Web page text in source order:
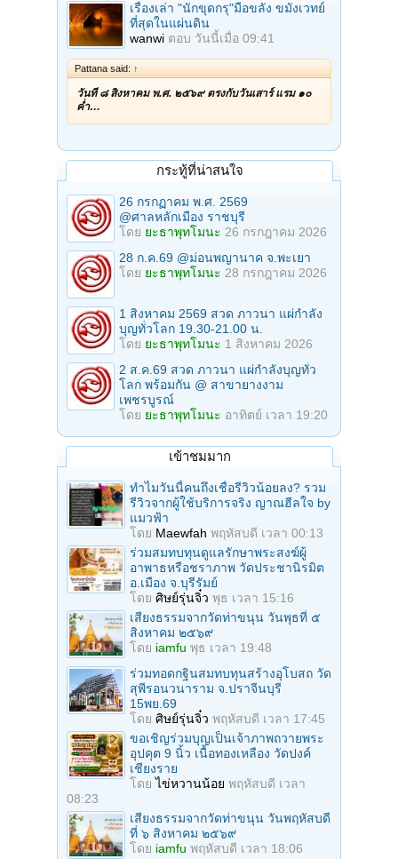
เรื่องเล่า "นักขุดกรุ"มือขลัง ขมังเวทย์
ที่สุดในแผ่นดิน
wanwi ตอบ วันนี้เมื่อ 09:41
Pattana said: ↑
วันที่ ๘ สิงหาคม พ.ศ. ๒๕๖๙ ตรงกับวันเสาร์ แรม ๑๐
ค่ำ…
กระทู้ที่น่าสนใจ
26 กรกฏาคม พ.ศ. 2569
@ศาลหลักเมือง ราชบุรี
โดย ยะธาพุทโมนะ 26 กรกฎาคม 2026
28 ก.ค.69 @ม่อนพญานาค จ.พะเยา
โดย ยะธาพุทโมนะ 28 กรกฎาคม 2026
1 สิงหาคม 2569 สวด ภาวนา แผ่กำลัง
บุญทั่วโลก 19.30-21.00 น.
โดย ยะธาพุทโมนะ 1 สิงหาคม 2026
2 ส.ค.69 สวด ภาวนา แผ่กำลังบุญทั่ว
โลก พร้อมกัน @ สาขายางงาม
เพชรบูรณ์
โดย ยะธาพุทโมนะ อาทิตย์ เวลา 19:20
เข้าชมมาก
ทำไมวันนี้คนถึงเชื่อรีวิวน้อยลง? รวม
รีวิวจากผู้ใช้บริการจริง ญาณฮีลใจ by
แมวฟ้า
โดย Maewfah พฤหัสบดี เวลา 00:13
ร่วมสมทบทุนดูแลรักษาพระสงฆ์ผู้
อาพาธหรือชราภาพ วัดประชานิรมิต
อ.เมือง จ.บุรีรัมย์
โดย ศิษย์รุ่นจิ๋ว พุธ เวลา 15:16
เสียงธรรมจากวัดท่าขนุน วันพุธที่ ๕
สิงหาคม ๒๕๖๙
โดย iamfu พุธ เวลา 19:48
ร่วมทอดกฐินสมทบทุนสร้างอุโบสถ วัด
สุพีรอนวนาราม จ.ปราจีนบุรี
15พย.69
โดย ศิษย์รุ่นจิ๋ว พฤหัสบดี เวลา 17:45
ขอเชิญร่วมบุญเป็นเจ้าภาพถวายพระ
อุปคุต 9 นิ้ว เนื้อทองเหลือง วัดปงค์
เชียงราย
โดยไข่หวานน้อย พฤหัสบดี เวลา
08:23
เสียงธรรมจากวัดท่าขนุน วันพฤหัสบดี
ที่ ๖ สิงหาคม ๒๕๖๙
โดย iamfu พฤหัสบดี เวลา 18:06